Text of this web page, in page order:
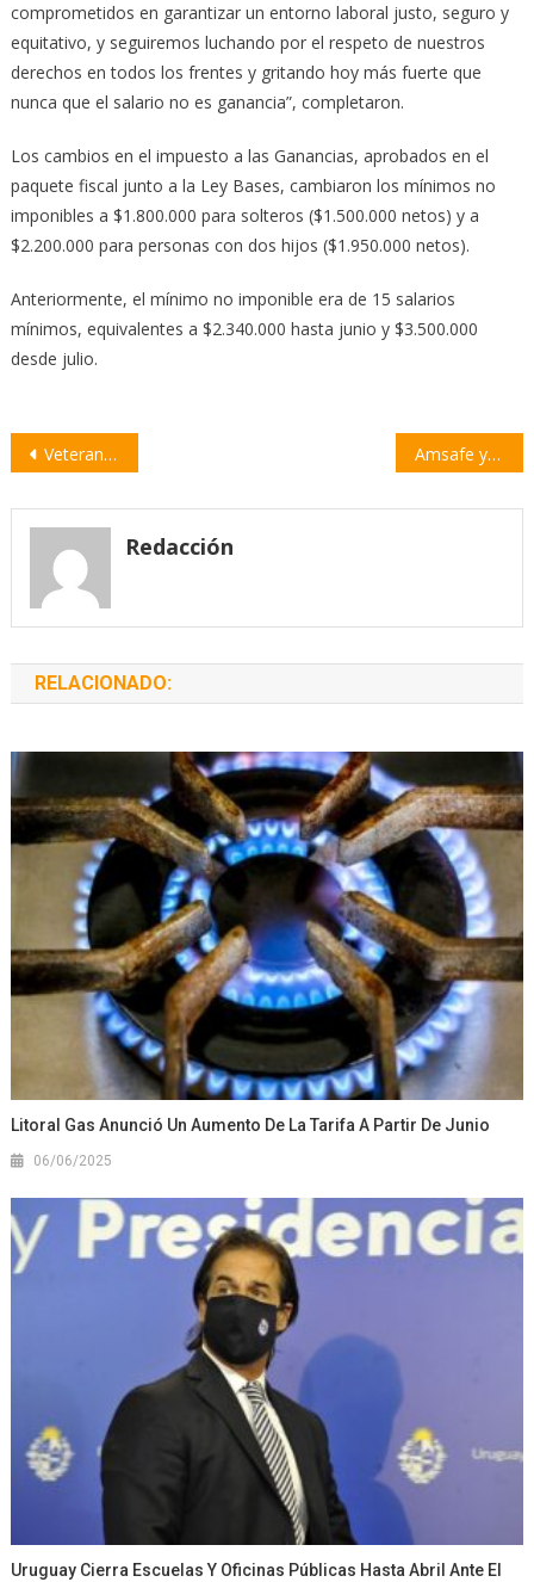
comprometidos en garantizar un entorno laboral justo, seguro y
equitativo, y seguiremos luchando por el respeto de nuestros
derechos en todos los frentes y gritando hoy más fuerte que
nunca que el salario no es ganancia”, completaron.
Los cambios en el impuesto a las Ganancias, aprobados en el
paquete fiscal junto a la Ley Bases, cambiaron los mínimos no
imponibles a $1.800.000 para solteros ($1.500.000 netos) y a
$2.200.000 para personas con dos hijos ($1.950.000 netos).
Anteriormente, el mínimo no imponible era de 15 salarios
mínimos, equivalentes a $2.340.000 hasta junio y $3.500.000
desde julio.
Navegación
entradas
Veteranos de Malvinas de toda la provincia de Santa Fe se reunieron en Villa Constitución Amsafe y Sadop lanzaron otro paro contra la reforma previsional
Redacción
RELACIONADO:
Litoral Gas Anunció Un Aumento De La Tarifa A Partir De Junio
06/06/2025
Uruguay Cierra Escuelas Y Oficinas Públicas Hasta Abril Ante El